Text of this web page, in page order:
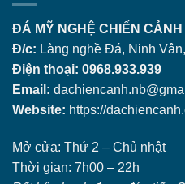
ĐÁ MỸ NGHỆ CHIẾN CẢNH
Đ/c: Làng nghề Đá, Ninh
Điện thoại: 0968.933.939
Email:
Website: https://
Mở cửa: Thứ 2 – Chủ nhật
Thời gian: 7h00 – 22h